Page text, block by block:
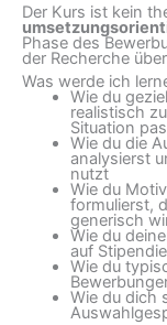
Der Kurs ist kein
Phase des
der Recherche
Was werde ich
Wie du
realistisch
Situation
Wie du die
analysierst
nutzt
Wie du
formulierst,
generisch
Wie du
auf
Wie du
Wie du dich